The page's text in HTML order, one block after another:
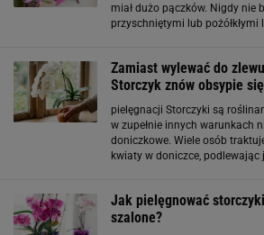
miał dużo pączków. Nigdy nie
przyschniętymi lub
właściwe miejsce w
Zamiast wylewać do
Storczyk znów obsypie
pielęgnacji Storczyki są
w zupełnie innych warunkach
doniczkowe. Wiele osób
kwiaty w doniczce,
Jak pielęgnować
szalone?